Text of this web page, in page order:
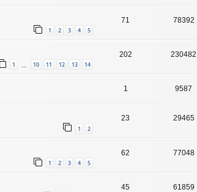
1 2 3 4 5
71 78392
1 … 10 11 12 13 14
202 230482
1 9587
1 2
23 29465
1 2 3 4 5
62 77048
45 61859